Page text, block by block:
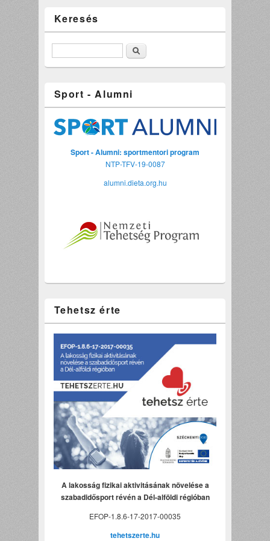
Keresés
Keresés
Sport - Alumni
Sport - Alumni: sportmentori program
NTP-TFV-19-0087
alumni.dieta.org.hu
Tehetsz érte
A lakosság fizikai aktivitásának növelése a
szabadidősport révén a Dél-alföldi régióban
EFOP-1.8.6-17-2017-00035
tehetszerte.hu